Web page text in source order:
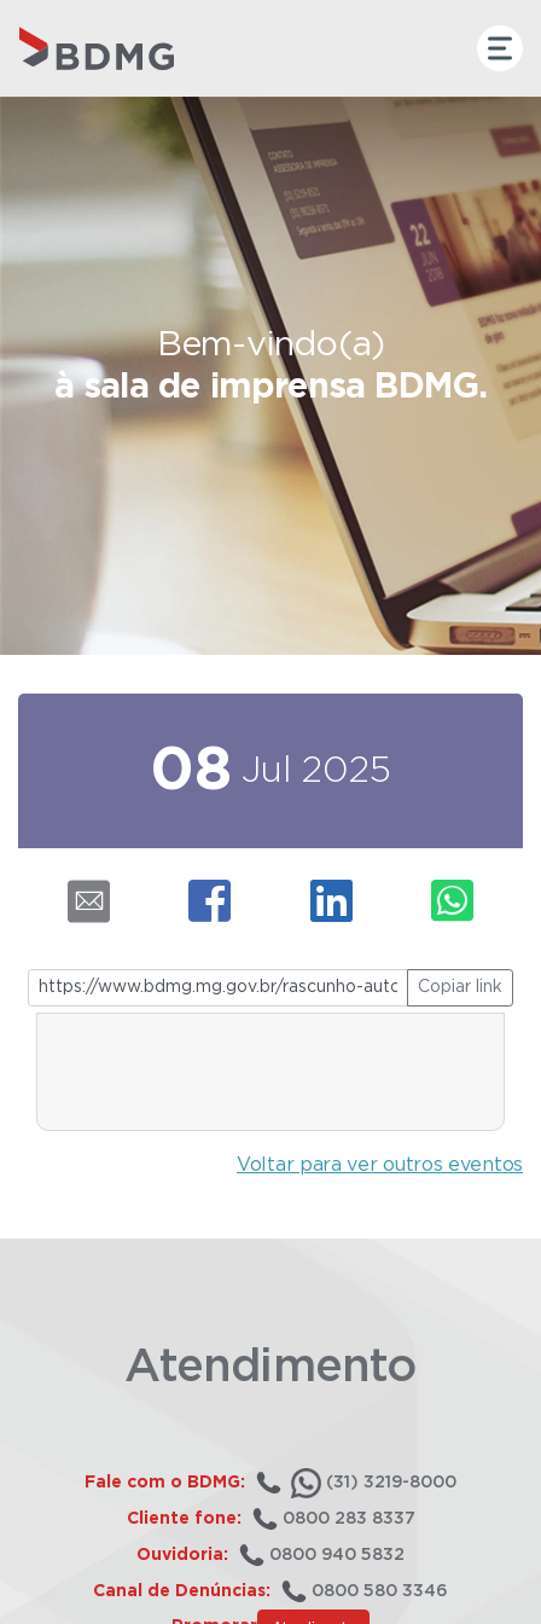
Bem-vindo(a)
à sala de imprensa BDMG.
08 Jul 2025
Copiar link
Voltar para ver outros eventos
Atendimento
Fale com o BDMG: (31) 3219-8000
Cliente fone: 0800 283 8337
Ouvidoria: 0800 940 5832
Canal de Denúncias: 0800 580 3346